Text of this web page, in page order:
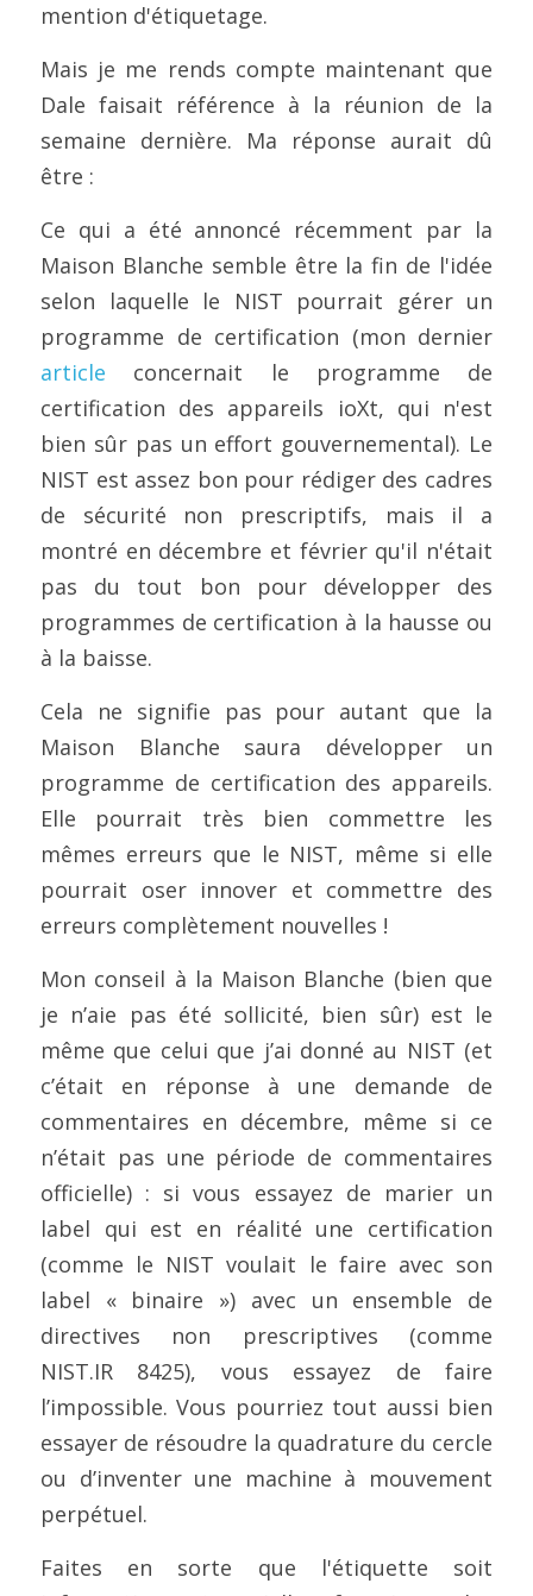
mention d'étiquetage.
Mais je me rends compte maintenant que
Dale faisait référence à la réunion de la
semaine dernière. Ma réponse aurait dû
être :
Ce qui a été annoncé récemment par la
Maison Blanche semble être la fin de l'idée
selon laquelle le NIST pourrait gérer un
article concernait le programme de
certification des appareils ioXt, qui n'est
bien sûr pas un effort gouvernemental). Le
NIST est assez bon pour rédiger des cadres
de sécurité non prescriptifs, mais il a
montré en décembre et février qu'il n'était
pas du tout bon pour développer des
programmes de certification à la hausse ou
à la baisse.
Cela ne signifie pas pour autant que la
Maison Blanche saura développer un
programme de certification des appareils.
Elle pourrait très bien commettre les
mêmes erreurs que le NIST, même si elle
pourrait oser innover et commettre des
erreurs complètement nouvelles !
Mon conseil à la Maison Blanche (bien que
je n’aie pas été sollicité, bien sûr) est le
même que celui que j’ai donné au NIST (et
c’était en réponse à une demande de
commentaires en décembre, même si ce
n’était pas une période de commentaires
officielle) : si vous essayez de marier un
label qui est en réalité une certification
(comme le NIST voulait le faire avec son
label « binaire ») avec un ensemble de
directives non prescriptives (comme
NIST.IR 8425), vous essayez de faire
l’impossible. Vous pourriez tout aussi bien
essayer de résoudre la quadrature du cercle
ou d’inventer une machine à mouvement
perpétuel.
Faites en sorte que l'étiquette soit